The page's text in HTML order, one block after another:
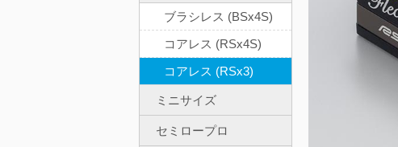
ブラシレス (BSx4S)
コアレス (RSx4S)
コアレス (RSx3)
ミニサイズ
セミロープロ